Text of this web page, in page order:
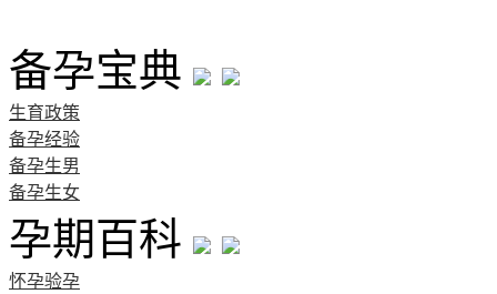
备孕宝典
生育政策
备孕经验
备孕生男
备孕生女
孕期百科
怀孕验孕